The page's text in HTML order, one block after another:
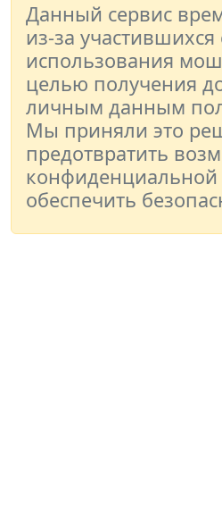
Данный сервис
из-за участившихся
использования
целью получения
личным данным
Мы приняли это
предотвратить
обеспечить